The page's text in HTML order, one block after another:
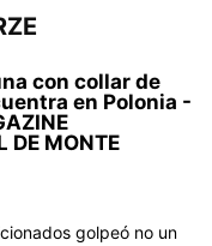
con collar de
en Polonia -
DE MONTE
golpeó no un